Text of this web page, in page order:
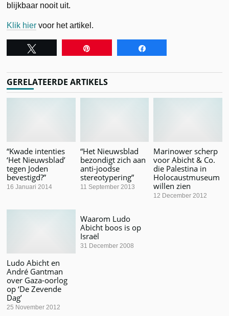
blijkbaar nooit uit.
Klik hier voor het artikel.
GERELATEERDE ARTIKELS
“Kwade intenties
‘Het Nieuwsblad’
tegen Joden
bevestigd?”
16 Januari 2014
“Het Nieuwsblad
bezondigt zich aan
anti-joodse
stereotypering”
11 September 2013
Marinower scherp
voor Abicht & Co.
die Palestina in
Holocaustmuseum
willen zien
12 December 2012
Ludo Abicht en
André Gantman
over Gaza-oorlog
op ‘De Zevende
Dag’
25 November 2012
Waarom Ludo
Abicht boos is op
Israël
31 December 2008